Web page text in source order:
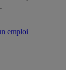
emploi